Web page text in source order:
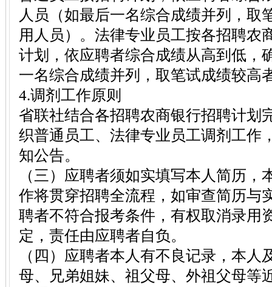
人员（如最后一名综合成绩并列，取
用人员）。法律专业员工按各招聘农
计划，依应聘者综合成绩从高到低，
一名综合成绩并列，取笔试成绩较高
4.调剂工作原则
省联社结合各招聘农商银行招聘计划
织普通员工、法律专业员工调剂工作
知公告。
（三）应聘者须如实填写本人简历，
作将贯穿招聘全流程，如审查简历与
聘者不符合报考条件，有权取消录用
定，责任由应聘者自负。
（四）应聘者本人有不良记录，本人
母、兄弟姐妹、祖父母、外祖父母等